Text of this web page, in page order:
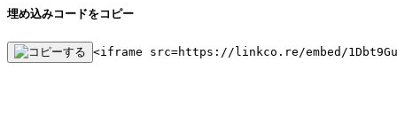
埋め込みコードをコピー
<iframe src=https://linkco.re/embed/